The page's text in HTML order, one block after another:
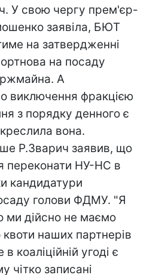
У свою чергу прем'єр-
заявіла, БЮТ
на затвердженні
на посаду
А
виключення фракцією
з порядку денного є
вона.
Р.Зварич заявив, що
переконати НУ-НС в
кандидатури
голови ФДМУ. "Я
ми дійсно не маємо
наших партнерів
в коаліційній угоді є
чітко записані